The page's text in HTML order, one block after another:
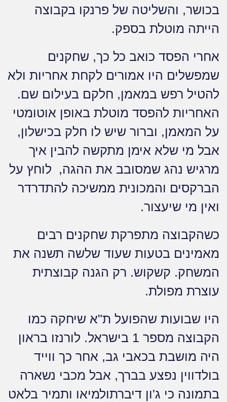
בכושר, והשליטה של פרנקו בקבוצה
הייתה מוטלת בספק.
אחרי הפסד כואב כל כך, שחקנים
שמפשלים היו אמורים לקחת אחריות ולא
להטיל רפש במאמן, חלקם בעילום שם.
האחריות להפסד מוטלת באופן אוטומטי
על המאמן, וברור שיש לו חלק בכישלון,
אבל מי שלא אימן מתקשה להבין איך
מרגיש נהג שמסובב את ההגה, לוחץ על
הברקסים והמכונית ממשיכה להתדרדר
ואין מי שיעצור.
כשהקבוצה מתפרקת שחקנים רבים
מאמינים בטעות שעוד שלשה תשנה את
המשחק. קשקוש. רק הגנה קבוצתית
עוצרת מפולת.
היו שבועות שהפועל ת"א שיחקה כמו
הקבוצה מספר 1 בישראל. לורנזו בראון
היה מושבת בכאבי גב, אחר כך ווייד
בולדווין נפצע בברך, אבל מכבי נשארה
בתמונה כי ג'ון דיברתולמיאו ותמיר בלאט